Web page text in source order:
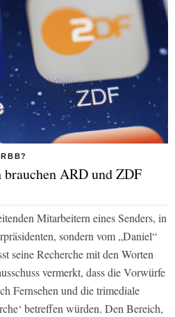
ARD und ZDF
Mitarbeitern eines Senders, in
sondern vom „Daniel“
seine Recherche mit den Worten
vermerkt, dass die Vorwürfe
Fernsehen und die trimediale
betreffen würden. Den Bereich,